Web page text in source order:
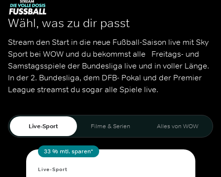
Wähl, was zu dir passt
Stream den Start in die neue Fußball-Saison live mit Sky
Sport bei WOW und du bekommst alle   Freitags- und
Samstagsspiele der Bundesliga live und in voller Länge.
In der 2. Bundesliga, dem DFB- Pokal und der Premier
League streamst du sogar alle Spiele live.
Live-Sport Filme & Serien Alles von WOW
33 % mtl. sparen*
Live-Sport